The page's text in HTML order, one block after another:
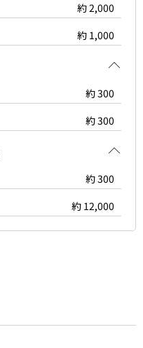
約 2,000
約 1,000
約 300
約 300
約 300
約 12,000